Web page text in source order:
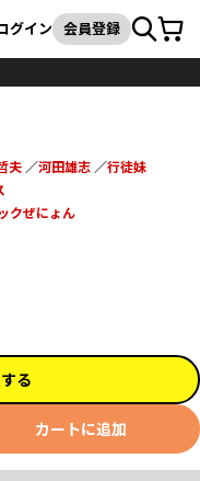
検索
グイン 会員登録カート
夫／河田雄志／行徒妹
クぜにょん
る
カートに追加